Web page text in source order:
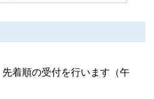
着順の受付を行います（午